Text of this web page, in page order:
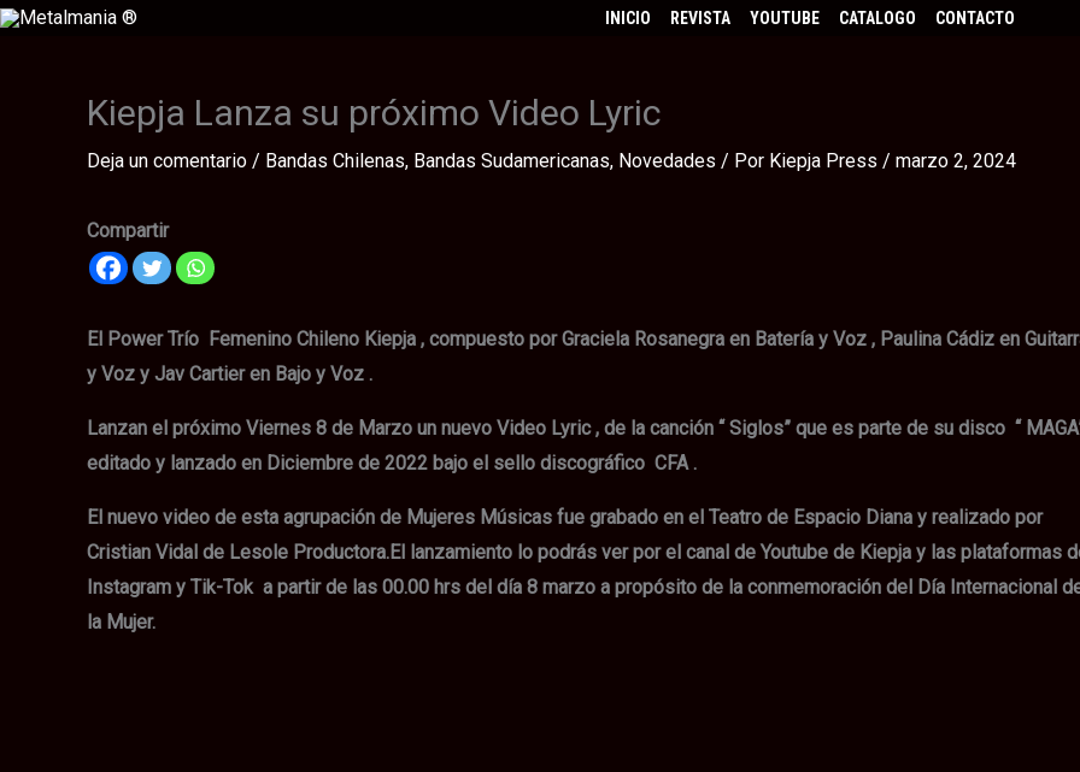
Ir
INICIO REVISTA YOUTUBE CATALOGO CONTACTO
Kiepja Lanza su próximo Video Lyric
Deja un comentario / Bandas Chilenas, Bandas Sudamericanas, Novedades / Por Kiepja Press / marzo 2, 2024
Compartir
El Power Trío Femenino Chileno Kiepja , compuesto por Graciela Rosanegra en Batería y Voz , Paulina Cádiz en
y Voz y Jav Cartier en Bajo y Voz .
Lanzan el próximo Viernes 8 de Marzo un nuevo Video Lyric , de la canción “ Siglos” que es parte de su disco “
editado y lanzado en Diciembre de 2022 bajo el sello discográfico CFA .
El nuevo video de esta agrupación de Mujeres Músicas fue grabado en el Teatro de Espacio Diana y realizado por
Cristian Vidal de Lesole Productora.El lanzamiento lo podrás ver por el canal de Youtube de Kiepja y las plataformas
Instagram y Tik-Tok a partir de las 00.00 hrs del día 8 marzo a propósito de la conmemoración del Día Internacional
la Mujer.